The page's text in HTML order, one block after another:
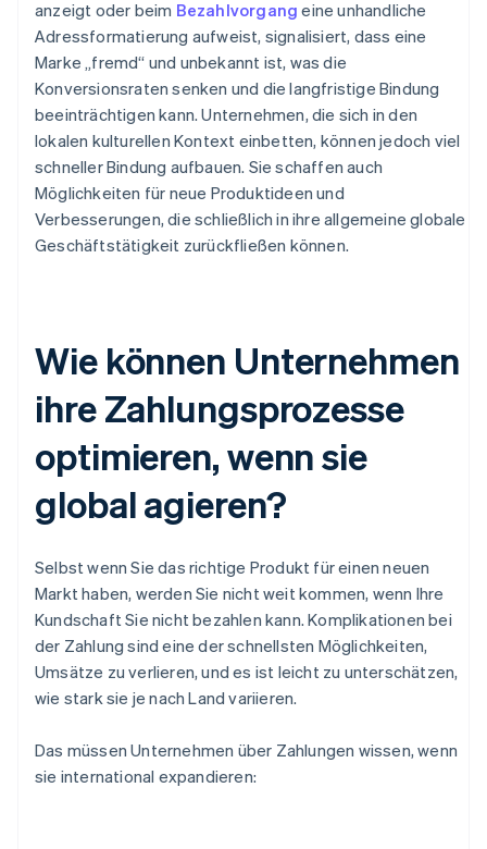
anzeigt oder beim Bezahlvorgang eine unhandliche
Adressformatierung aufweist, signalisiert, dass eine
Marke „fremd“ und unbekannt ist, was die
Konversionsraten senken und die langfristige Bindung
beeinträchtigen kann. Unternehmen, die sich in den
lokalen kulturellen Kontext einbetten, können jedoch viel
schneller Bindung aufbauen. Sie schaffen auch
Möglichkeiten für neue Produktideen und
Verbesserungen, die schließlich in ihre allgemeine globale
Geschäftstätigkeit zurückfließen können.
Wie können Unternehmen
ihre Zahlungsprozesse
optimieren, wenn sie
global agieren?
Selbst wenn Sie das richtige Produkt für einen neuen
Markt haben, werden Sie nicht weit kommen, wenn Ihre
Kundschaft Sie nicht bezahlen kann. Komplikationen bei
der Zahlung sind eine der schnellsten Möglichkeiten,
Umsätze zu verlieren, und es ist leicht zu unterschätzen,
wie stark sie je nach Land variieren.
Das müssen Unternehmen über Zahlungen wissen, wenn
sie international expandieren: